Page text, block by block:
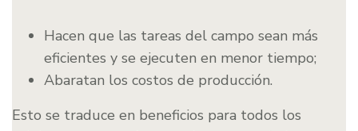
Hacen que las tareas del campo sean más
eficientes y se ejecuten en menor tiempo;
Abaratan los costos de producción.
Esto se traduce en beneficios para todos los